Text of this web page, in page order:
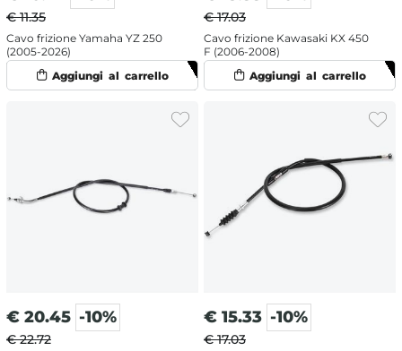
€ 11.35
Cavo frizione Yamaha YZ 250
(2005-2026)
€ 17.03
Cavo frizione Kawasaki KX 450
F (2006-2008)
€ 20.45 -10%
€ 22.72
€ 15.33 -10%
€ 17.03